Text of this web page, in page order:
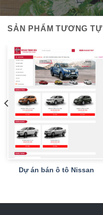
SẢN PHẨM TƯƠNG TỰ
Dự án bán ô tô Nissan